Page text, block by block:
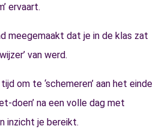
ervaart.
meegemaakt dat je in de klas zat
van werd.
om te ‘schemeren’ aan het einde
doen’ na een volle dag met
inzicht je bereikt.